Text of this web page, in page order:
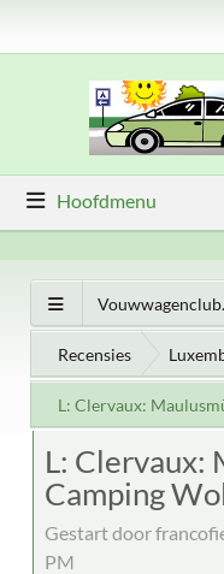
Hoofdmenu
Recensies
L: Clervaux:
L: Clervaux:
Camping
Gestart door
PM